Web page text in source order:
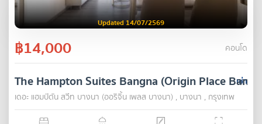
Updated 14/07/2569
฿14,000 คอนโด
เช่า
The Hampton Suites Bangna (Origin Place
เดอะ แฮมป์ตัน สวีท บางนา (ออริจิ้น เพลส บางนา) , บางนา , กรุงเทพ